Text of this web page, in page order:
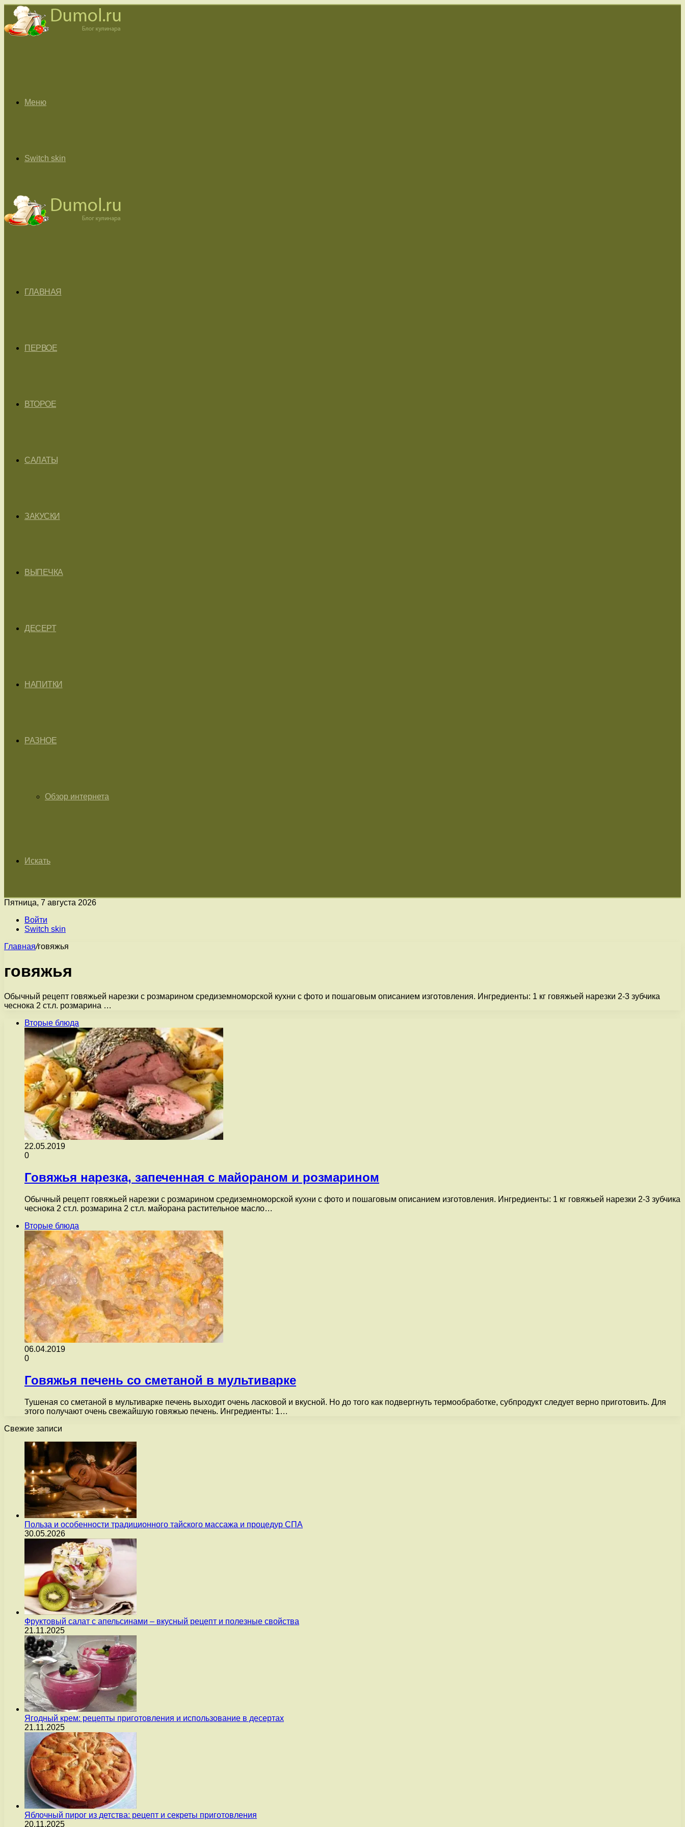
Меню
Switch skin
ГЛАВНАЯ
ПЕРВОЕ
ВТОРОЕ
САЛАТЫ
ЗАКУСКИ
ВЫПЕЧКА
ДЕСЕРТ
НАПИТКИ
РАЗНОЕ
Обзор интернета
Искать
Пятница, 7 августа 2026
Войти
Switch skin
Главная/говяжья
говяжья
Обычный рецепт говяжьей нарезки с розмарином средиземноморской кухни с фото и пошаговым описанием изготовления. Ингредиенты: 1 кг говяжьей нарезки 2-3 зубчика
чеснока 2 ст.л. розмарина …
Вторые блюда
22.05.2019
0
Говяжья нарезка, запеченная с майораном и розмарином
Обычный рецепт говяжьей нарезки с розмарином средиземноморской кухни с фото и пошаговым описанием изготовления. Ингредиенты: 1 кг говяжьей нарезки 2-3 зубчика
чеснока 2 ст.л. розмарина 2 ст.л. майорана растительное масло…
Вторые блюда
06.04.2019
0
Говяжья печень со сметаной в мультиварке
Тушеная со сметаной в мультиварке печень выходит очень ласковой и вкусной. Но до того как подвергнуть термообработке, субпродукт следует верно приготовить. Для
этого получают очень свежайшую говяжью печень. Ингредиенты: 1…
Свежие записи
Польза и особенности традиционного тайского массажа и процедур СПА
30.05.2026
Фруктовый салат с апельсинами – вкусный рецепт и полезные свойства
21.11.2025
Ягодный крем: рецепты приготовления и использование в десертах
21.11.2025
Яблочный пирог из детства: рецепт и секреты приготовления
20.11.2025